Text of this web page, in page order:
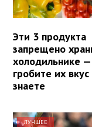
Эти 3 продукта
запрещено
холодильнике
гробите их
знаете
ЛУЧШЕЕ